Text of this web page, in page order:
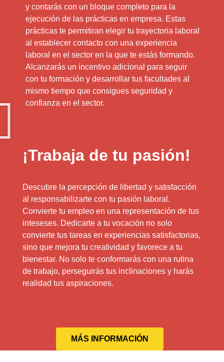
y contarás con un bloque completo para la
ejecución de las prácticas en empresa. Estas
prácticas te permitiran elegir tu trayectoria laboral
al establecer contacto con una experiencia
laboral en el sector en la que te estás formando.
Alcanzarás un incentivo adicional para seguir
con tu formación y desarrollar tus facultades al
mismo tiempo que consigues seguridad y
confianza en el sector.
¡Trabaja de tu pasión!
Descubre la percepción de libertad y satisfacción
al responsabilizarte con tu pasión laboral.
Convierte tu empleo en una representación de tus
inteseses. Dedicarte a tu vocación no solo
convierte tus tareas en experiencias satisfactorias,
sino que mejora tu creatividad y favorece a tu
bienestar. No solo te conformarás con una rutina
de trabajo, perseguirás tus inclinaciones y harás
realidad tus aspiraciones.
MÁS INFORMACIÓN